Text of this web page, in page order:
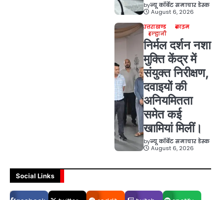
byन्यू कॉर्बेट समाचार डेस्क
August 6, 2026
उत्तराखण्ड
क्राइम
हल्द्वानी
निर्मल दर्शन नशा
मुक्ति केंद्र में
संयुक्त निरीक्षण,
दवाइयों की
अनियमितता
समेत कई
खामियां मिलीं।
byन्यू कॉर्बेट समाचार डेस्क
August 6, 2026
Social Links